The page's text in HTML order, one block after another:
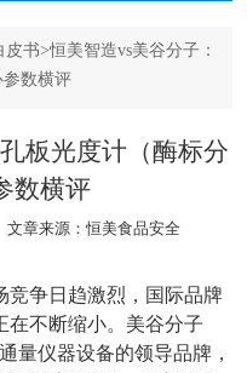
皮书>恒美智造vs美谷分子：
数横评
板光度计（酶标分
数横评
文章来源：恒美食品安全
竞争日趋激烈，国际品牌
在不断缩小。美谷分子
量仪器设备的领导品牌，